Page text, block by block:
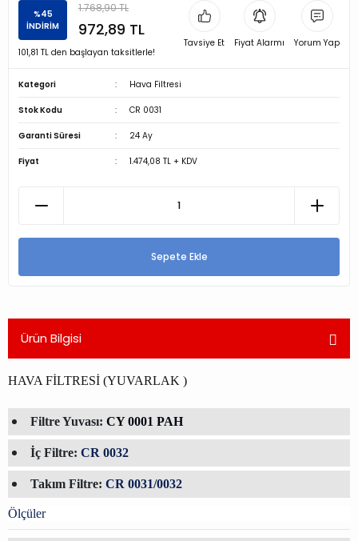
%45
İNDİRİM
1.768,90 TL
972,89 TL
101,81 TL den başlayan taksitlerle!
Tavsiye Et Fiyat Alarmı Yorum Yap
Kategori Hava Filtresi
Stok Kodu CR 0031
Garanti Süresi 24 Ay
Fiyat 1.474,08 TL + KDV
Sepete Ekle
Ürün Bilgisi
HAVA FİLTRESİ (YUVARLAK )
Filtre Yuvası: CY 0001 PAH
İç Filtre: CR 0032
Takım Filtre: CR 0031/0032
Ölçüler